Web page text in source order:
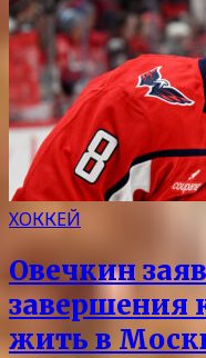
ХОККЕЙ
Овечкин
завершения
жить в